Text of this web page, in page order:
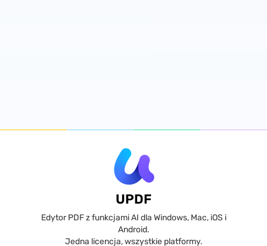
UPDF
Edytor PDF z funkcjami AI dla Windows, Mac, iOS i
Android.
Jedna licencja, wszystkie platformy.